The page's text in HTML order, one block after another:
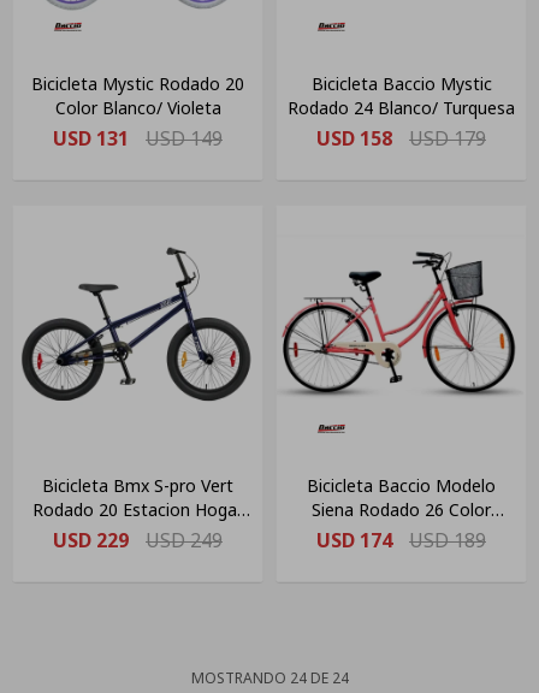
Bicicleta Mystic Rodado 20
Color Blanco/ Violeta
USD 131 USD149
Bicicleta Baccio Mystic
Rodado 24 Blanco/ Turquesa
USD 158 USD179
Bicicleta Bmx S-pro Vert
Rodado 20 Estacion Hogar
Color Azul/violeta
USD 229 USD249
Bicicleta Baccio Modelo
Siena Rodado 26 Color
Salmón
USD 174 USD189
MOSTRANDO 24DE 24